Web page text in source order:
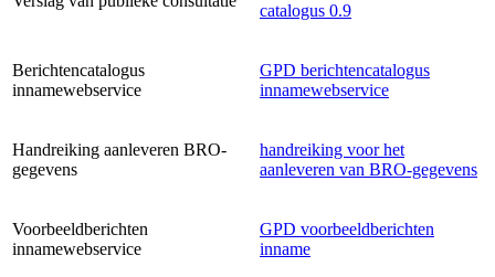
catalogus 0.9
Berichtencatalogus
innamewebservice
GPD berichtencatalogus
innamewebservice
Handreiking aanleveren BRO-
gegevens
handreiking voor het
aanleveren van BRO-gegevens
Voorbeeldberichten
innamewebservice
GPD voorbeeldberichten
inname